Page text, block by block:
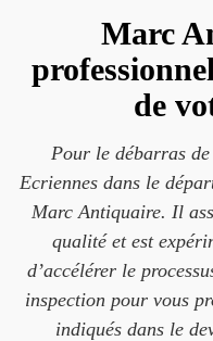
Marc
de
Pour le débarras
Ecriennes dans le
Marc Antiquaire. Il
qualité et est
d’accélérer le
inspection pour vous
indiqués dans le